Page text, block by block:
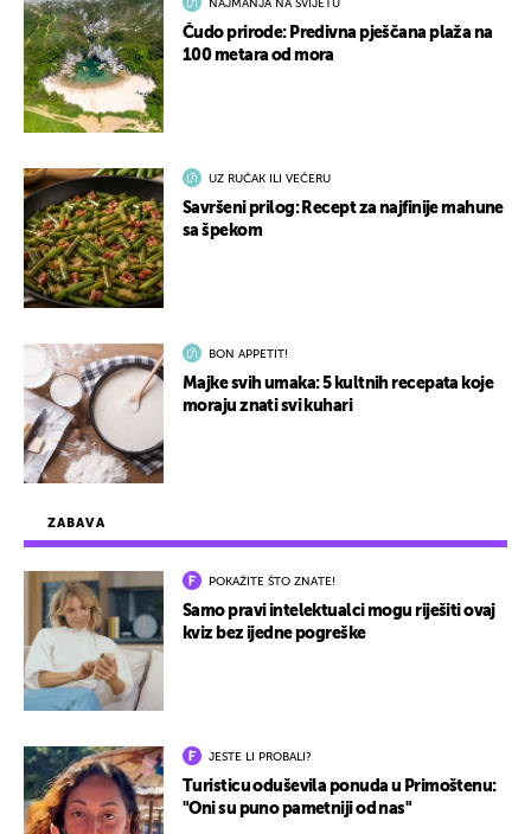
ZABAVA
POKAŽITE ŠTO ZNATE!
Samo pravi intelektualci mogu riješiti ovaj
kviz bez ijedne pogreške
JESTE LI PROBALI?
Turisticu oduševila ponuda u Primoštenu:
"Oni su puno pametniji od nas"
NAJMANJA NA SVIJETU
Čudo prirode: Predivna pješčana plaža na
100 metara od mora
UZ RUČAK ILI VEČERU
Savršeni prilog: Recept za najfinije mahune
sa špekom
BON APPETIT!
Majke svih umaka: 5 kultnih recepata koje
moraju znati svi kuhari